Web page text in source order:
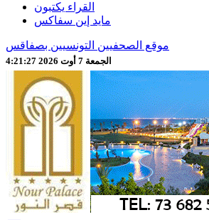
القراء يكتبون
مايد إين سفاكس
موقع الصحفيين التونسيين بصفاقس
الجمعة 7 أوت 2026 4:21:29